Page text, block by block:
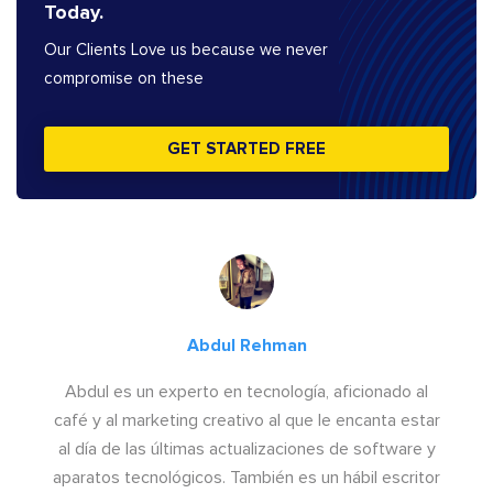
Today.
Our Clients Love us because we never
compromise on these
GET STARTED FREE
Abdul Rehman
Abdul es un experto en tecnología, aficionado al
café y al marketing creativo al que le encanta estar
al día de las últimas actualizaciones de software y
aparatos tecnológicos. También es un hábil escritor